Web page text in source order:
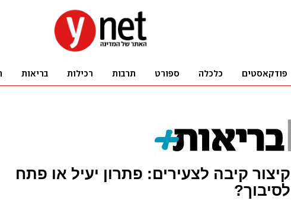
קיצור קיבה לצעירים: פתרון יעיל או פתח
לסיבוך?